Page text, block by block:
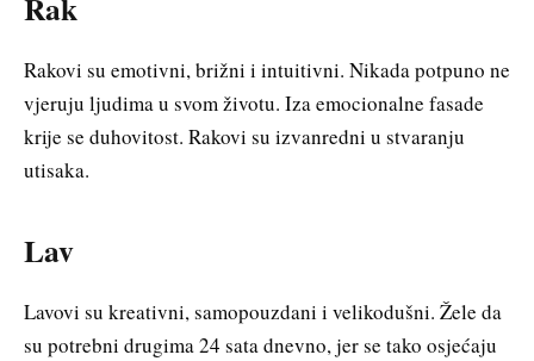
Rakovi su emotivni, brižni i intuitivni. Nikada potpuno ne
vjeruju ljudima u svom životu. Iza emocionalne fasade
krije se duhovitost. Rakovi su izvanredni u stvaranju
utisaka.
Lav
Lavovi su kreativni, samopouzdani i velikodušni. Žele da
su potrebni drugima 24 sata dnevno, jer se tako osjećaju